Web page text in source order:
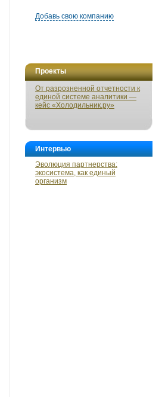
Добавь свою компанию
Проекты
От разрозненной отчетности к
единой системе аналитики —
кейс «Холодильник.ру»
Интервью
Эволюция партнерства:
экосистема, как единый
организм